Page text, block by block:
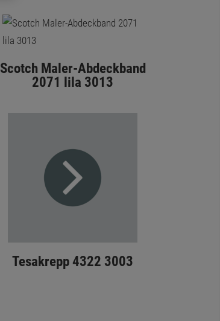
Scotch Maler-Abdeckband
2071 lila 3013
Tesakrepp 4322 3003